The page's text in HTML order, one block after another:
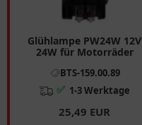
Glühlampe PW24W 12V
24W für Motorräder
BTS-159.00.89
✅ 1-3 Werktage
25,49 EUR